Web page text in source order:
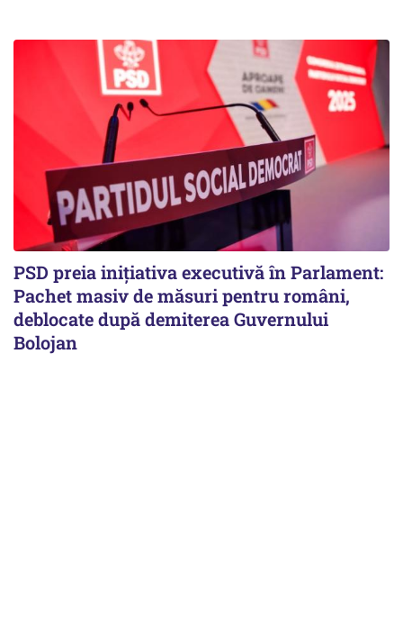
PSD preia inițiativa executivă în Parlament:
Pachet masiv de măsuri pentru români,
deblocate după demiterea Guvernului
Bolojan